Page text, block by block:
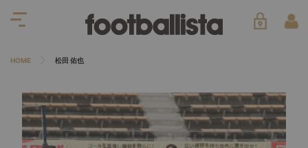
HOME 松田 佑也